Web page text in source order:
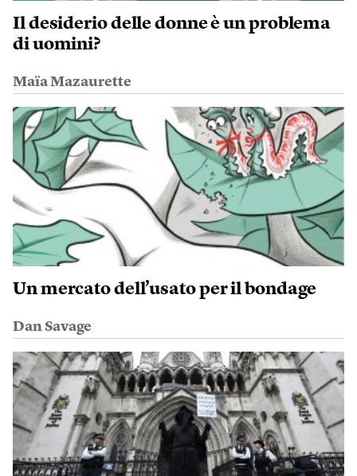
Il desiderio delle donne è un problema
di uomini?
Maïa Mazaurette
Un mercato dell’usato per il bondage
Dan Savage